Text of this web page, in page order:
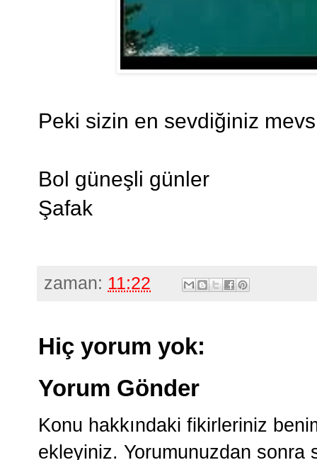
Peki sizin en sevdiğiniz
Bol güneşli günler
Şafak
zaman: 11:22
Hiç yorum yok:
Yorum Gönder
Konu hakkındaki fikirleriniz
ekleyiniz. Yorumunuzdan